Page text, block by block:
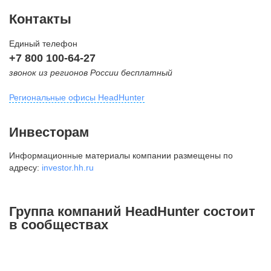
Контакты
Единый телефон
+7 800 100-64-27
звонок из регионов России бесплатный
Региональные офисы HeadHunter
внутригородская территория
Муниципальный округ Тверской,
2-я Брестская ул., д. 48,
+7 495 980-64-27
Инвесторам
Информационные материалы компании размещены по
адресу: investor.hh.ru
Группа компаний HeadHunter состоит
в сообществах